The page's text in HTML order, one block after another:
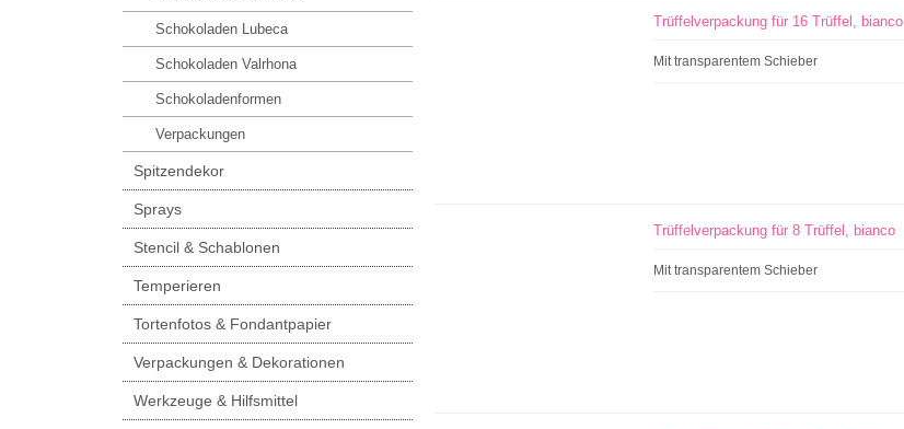
Trüffelverpackung für 16 Trüffel, bianco
Mit transparentem Schieber
Trüffelverpackung für 8 Trüffel, bianco
Mit transparentem Schieber
Schokoladen Lubeca
Schokoladen Valrhona
Schokoladenformen
Verpackungen
Spitzendekor
Sprays
Stencil & Schablonen
Temperieren
Tortenfotos & Fondantpapier
Verpackungen & Dekorationen
Werkzeuge & Hilfsmittel